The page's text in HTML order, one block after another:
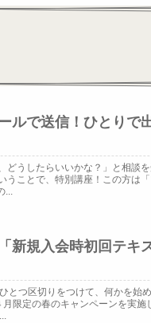
ルで送信！ひとりで
どうしたらいいかな？」と相談
うことで、特別講座！この方は
...
新規入会時初回テキ
とつ区切りをつけて、何かを始
限定の春のキャンペーンを実